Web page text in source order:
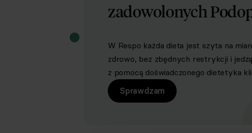
zadowolonych
W Respo każda dieta jest szyta na
zdrowo, bez zbędnych restrykcji i
z pomocą doświadczonego dietetyka
Sprawdzam